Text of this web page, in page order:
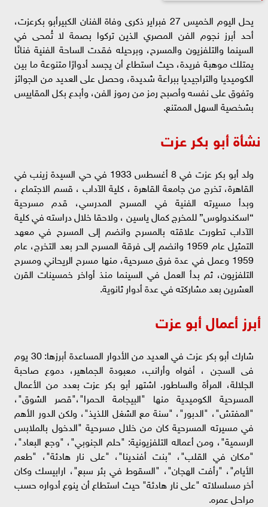
يحل اليوم الخميس 27 فبراير ذكرى وفاة الفنان الكبيرأبو بكرعزت،
أحد أبرز نجوم الفن المصري الذين تركوا بصمة لا تُمحى في
السينما والتلفزيون والمسرح، وبرحيله فقدت الساحة الفنية فنانًا
يمتلك موهبة فريدة، حيث استطاع أن يجسد أدوارًا متنوعة ما بين
الكوميديا والتراجيديا ببراعة شديدة، وحصل على العديد من الجوائز
وتفوق على نفسه وأصبح رمز من رموز الفن، وأبدع بكل المقاييس
بشخصية السهل الممتنع.
نشأة أبو بكر عزت
ولد أبو بكر عزت في 8 أغسطس 1933 في حي السيدة زينب في
القاهرة، تخرج من جامعة القاهرة ، كلية الآداب ، قسم الاجتماع ،
وبدأ مسيرته الفنية في المسرح المدرسي، قدم مسرحية
“اسكندولوس” للمخرج كمال ياسين ، ولاحقا خلال دراسته في كلية
الآداب تطورت علاقته بالمسرح وانضم إلى المسرح في معهد
التمثيل عام 1959 وانضم إلى فرقة المسرح الحر بعد التخرج، عام
1959 وعمل في عدة فرق مسرحية، منها مسرح الريحاني ومسرح
التلفزيون، ثم بدأ العمل في السينما منذ أواخر خمسينات القرن
العشرين بعد مشاركته في عدة أدوار ثانوية.
أبرز أعمال أبو عزت
شارك أبو بكر عزت في العديد من الأدوار المساعدة أبرزها: 30 يوم
فى السجن ، أفواه وأرانب، معبودة الجماهير، دموع صاحبة
الجلالة، المرأة والساطور. اشتهر أبو بكر عزت بعدد من الأعمال
المسرحية الكوميدية منها "البيجامة الحمرا"،"قصر الشوق"،
"المفتش"، "الدبور"، "سنة مع الشغل اللذيذ"، ولكن الدور الأهم
في مسيرته المسرحية كان من خلال مسرحية "الدخول بالملابس
الرسمية"، ومن أعماله التلفزيونية: "حلم الجنوبي"، "وجع البعاد"،
"مكان في القلب"، "بنت أفندينا"، "على نار هادئة"، "طعم
الأيام"، "رأفت الهجان"، "السقوط في بئر سبع"، ارابيسك وكان
أخر مسلسلاته "على نار هادئة" حيث استطاع أن ينوع أدواره حسب
مراحل عمره.